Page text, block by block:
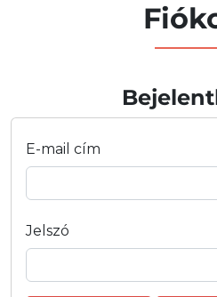
E-mail cím
Jelszó